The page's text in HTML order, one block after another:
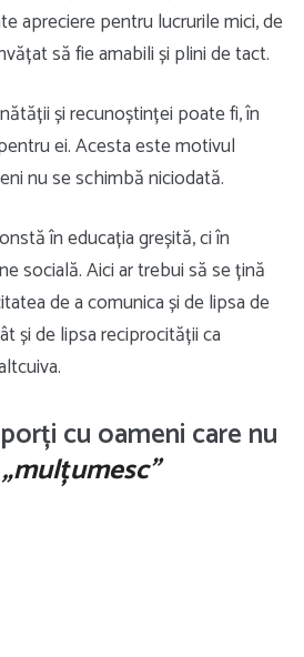
apreciere pentru lucrurile mici, de
să fie amabili și plini de tact.
și recunoștinței poate fi, în
ei. Acesta este motivul
nu se schimbă niciodată.
în educația greșită, ci în
socială. Aici ar trebui să se țină
de a comunica și de lipsa de
și de lipsa reciprocității ca
cu oameni care nu
„mulțumesc”